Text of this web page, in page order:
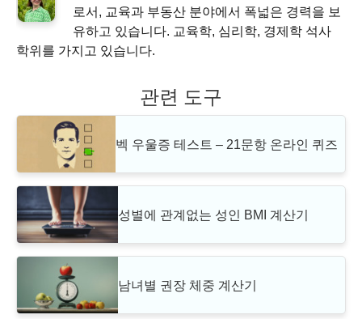
로서, 교육과 부동산 분야에서 폭넓은 경력을 보
유하고 있습니다. 교육학, 심리학, 경제학 석사
학위를 가지고 있습니다.
관련 도구
벡 우울증 테스트 – 21문항 온라인 퀴즈
성별에 관계없는 성인 BMI 계산기
남녀별 권장 체중 계산기